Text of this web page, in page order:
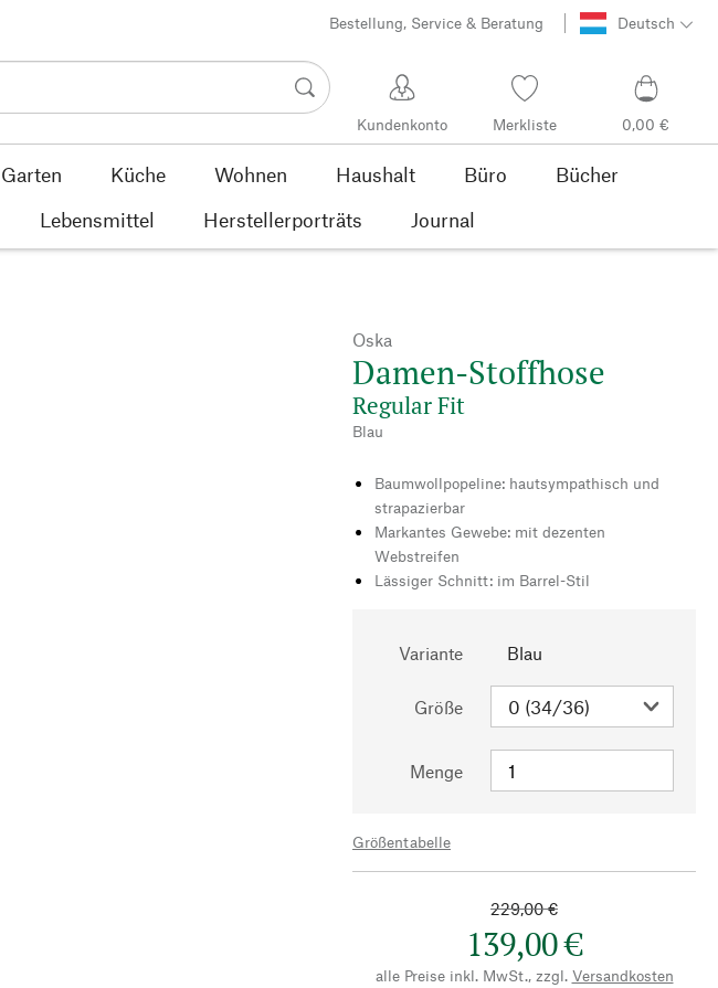
Bestellung, Service & Beratung Deutsch
Kundenkonto Merkliste 0,00 €
Garten Küche Wohnen Haushalt Büro
Bücher
Lebensmittel Herstellerporträts Journal
Oska
Damen-Stoffhose
Regular Fit
Blau
Baumwollpopeline: hautsympathisch und
strapazierbar
Markantes Gewebe: mit dezenten
Webstreifen
Lässiger Schnitt: im Barrel-Stil
Variante Blau
Größe
Menge
Größentabelle
229,00 €
139,00 €
alle Preise inkl. MwSt., zzgl. Versandkosten